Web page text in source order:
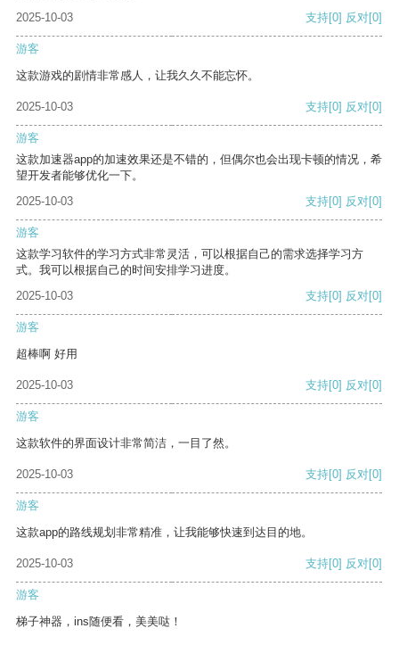
2025-10-03
支持[0] 反对[0]
游客
这款游戏的剧情非常感人，让我久久不能忘怀。
2025-10-03 支持[0] 反对[0]
游客
这款加速器app的加速效果还是不错的，但偶尔也会出现卡顿的情况，希
望开发者能够优化一下。
2025-10-03
支持[0] 反对[0]
游客
这款学习软件的学习方式非常灵活，可以根据自己的需求选择学习方
式。我可以根据自己的时间安排学习进度。
2025-10-03
支持[0] 反对[0]
游客
超棒啊 好用
2025-10-03 支持[0] 反对[0]
游客
这款软件的界面设计非常简洁，一目了然。
2025-10-03 支持[0] 反对[0]
游客
这款app的路线规划非常精准，让我能够快速到达目的地。
2025-10-03 支持[0] 反对[0]
游客
梯子神器，ins随便看，美美哒！